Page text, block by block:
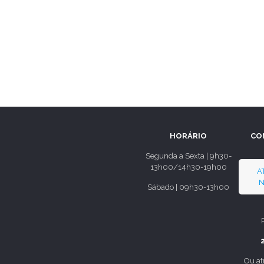
HORÁRIO
Segunda a Sexta | 9h30-
13h00/14h30-19h00
Sábado | 09h30-13h00
Ou